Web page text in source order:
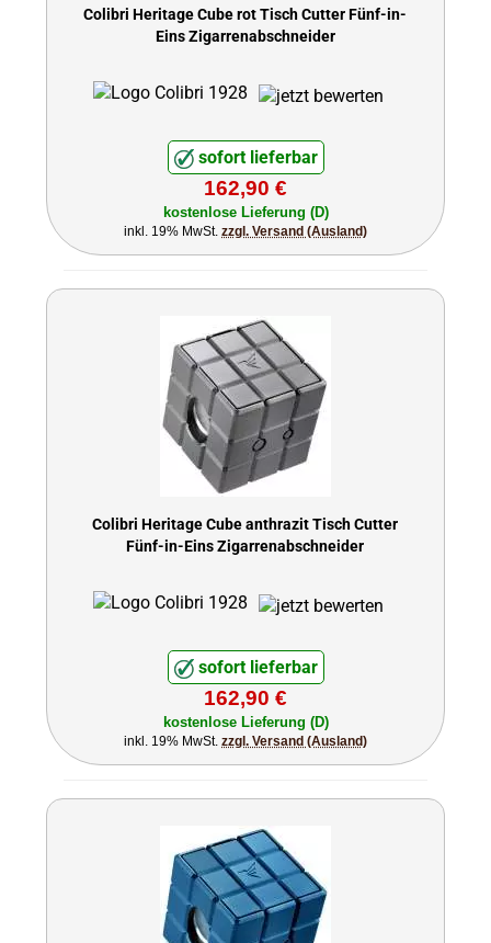
Colibri Heritage Cube rot Tisch Cutter Fünf-in-
Eins Zigarrenabschneider
sofort lieferbar
162,90 €
kostenlose Lieferung (D)
inkl. 19% MwSt. zzgl. Versand (Ausland)
Colibri Heritage Cube anthrazit Tisch Cutter
Fünf-in-Eins Zigarrenabschneider
sofort lieferbar
162,90 €
kostenlose Lieferung (D)
inkl. 19% MwSt. zzgl. Versand (Ausland)